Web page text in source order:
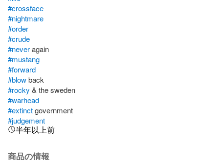
#crossface
#nightmare
#order
#crude
#never
#mustang
#forward
#blow
#rocky
#warhead
#extinct
#judgement
半年以上前
商品の情報